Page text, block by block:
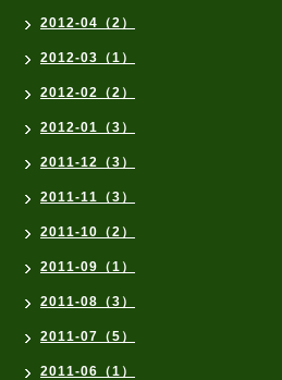
2012-04（2）
2012-03（1）
2012-02（2）
2012-01（3）
2011-12（3）
2011-11（3）
2011-10（2）
2011-09（1）
2011-08（3）
2011-07（5）
2011-06（1）